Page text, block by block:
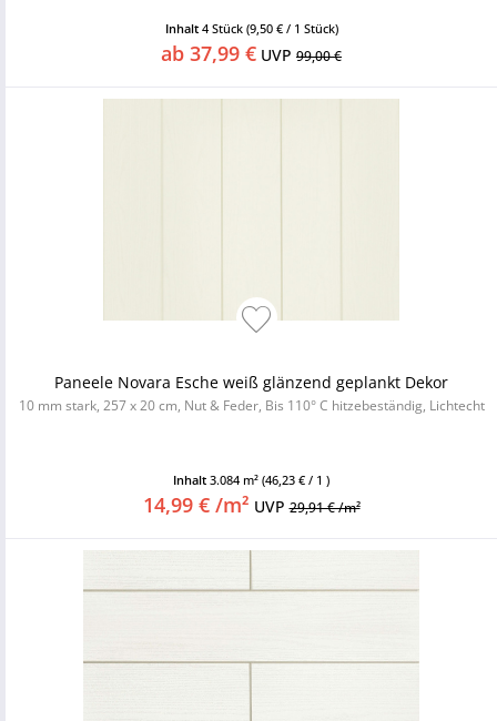
Inhalt 4 Stück (9,50 € / 1 Stück)
ab 37,99 € UVP 99,00 €
Paneele Novara Esche weiß glänzend geplankt Dekor
10 mm stark, 257 x 20 cm, Nut & Feder, Bis 110° C hitzebeständig, Lichtecht
Inhalt 3.084 m² (46,23 € / 1 )
14,99 € /m² UVP29,91 € /m²